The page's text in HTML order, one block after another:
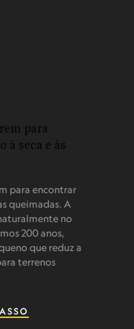
para encontrar
queimadas. A
no
200 anos,
que reduz a
terrenos